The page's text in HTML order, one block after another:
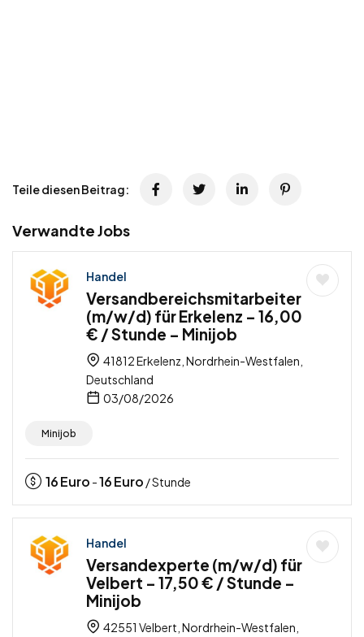
Teile diesen Beitrag:
Verwandte Jobs
Handel
Versandbereichsmitarbeiter
(m/w/d) für Erkelenz – 16,00
€ / Stunde – Minijob
41812 Erkelenz, Nordrhein-Westfalen,
Deutschland
03/08/2026
Minijob
16Euro -16Euro / Stunde
Handel
Versandexperte (m/w/d) für
Velbert – 17,50 € / Stunde –
Minijob
42551 Velbert, Nordrhein-Westfalen,